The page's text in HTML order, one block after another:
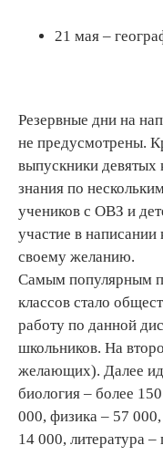
21 мая –
Резервные дни на
не предусмотрены.
выпускники девятых
знания по
учеников с ОВЗ и
участие в
своему желанию.
Самым популярным
классов стало
работу по данной
школьников. На
желающих). Далее
биология – более
000, физика – 57
14 000, литература –